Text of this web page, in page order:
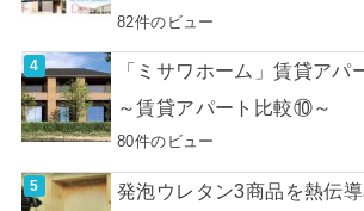
82件のビュー
「ミサワホーム」賃貸アパ
～賃貸アパート比較⑩～
80件のビュー
発泡ウレタン3商品を熱伝導